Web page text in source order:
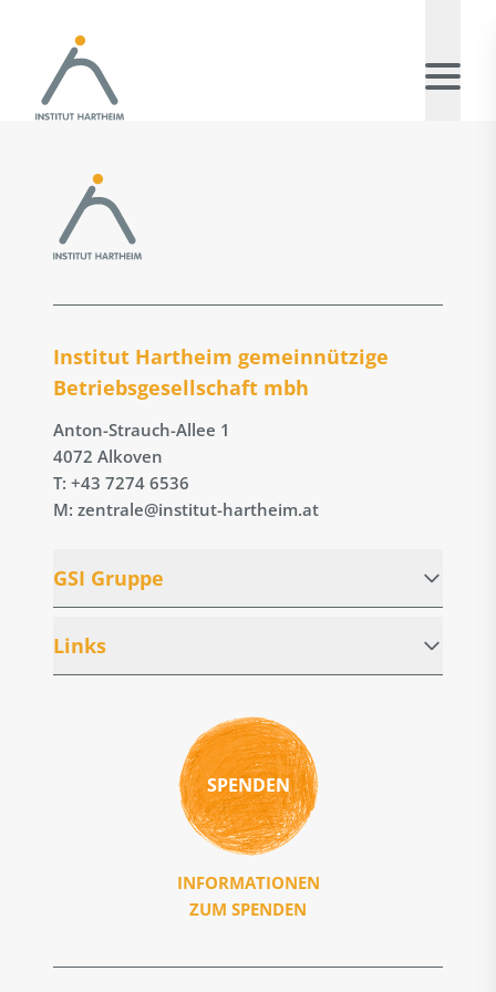
Institut Hartheim gemeinnützige
Betriebs­gesellschaft mbh
Anton-Strauch-Allee 1
4072 Alkoven
T: +43 7274 6536
M: zentrale@institut-hartheim.at
GSI Gruppe
Links
SPENDEN
INFORMATIONEN
ZUM SPENDEN